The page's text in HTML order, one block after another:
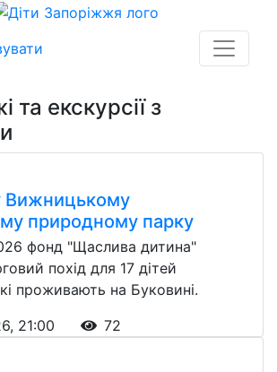
та екскурсії з
Вижницькому
природному парку
фонд "Щаслива дитина"
похід для 17 дітей
проживають на Буковині.
21:00
72